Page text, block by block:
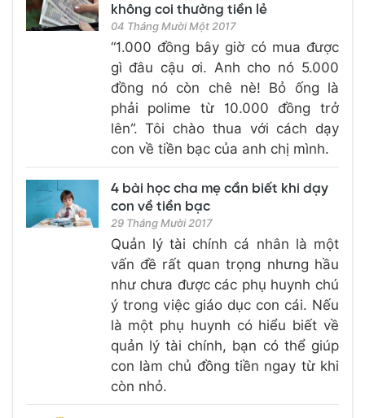
không coi thường tiền lẻ
04 Tháng Mười Một 2017
“1.000 đồng bây giờ có mua được
gì đâu cậu ơi. Anh cho nó 5.000
đồng nó còn chê nè! Bỏ ống là
phải polime từ 10.000 đồng trở
lên”. Tôi chào thua với cách dạy
con về tiền bạc của anh chị mình.
4 bài học cha mẹ cần biết khi dạy
con về tiền bạc
29 Tháng Mười 2017
Quản lý tài chính cá nhân là một
vấn đề rất quan trọng nhưng hầu
như chưa được các phụ huynh chú
ý trong việc giáo dục con cái. Nếu
là một phụ huynh có hiểu biết về
quản lý tài chính, bạn có thể giúp
con làm chủ đồng tiền ngay từ khi
còn nhỏ.